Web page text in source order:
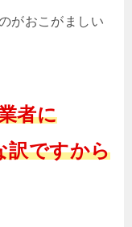
がおこがましい
者に
訳ですから